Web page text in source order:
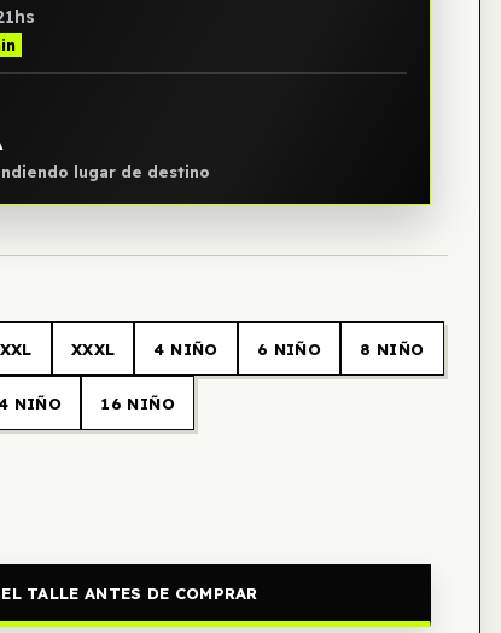
lugar de destino
XXL XXXL 4 NIÑO 6 NIÑO 8 NIÑO
NIÑO 16 NIÑO
TALLE ANTES DE COMPRAR